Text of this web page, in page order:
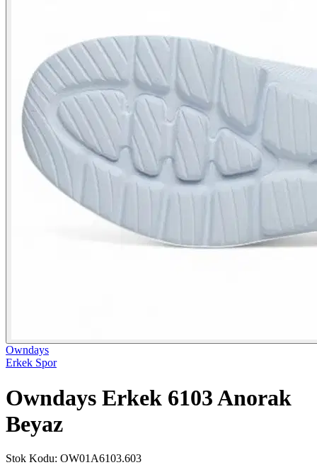
Owndays
Erkek Spor
Owndays Erkek 6103 Anorak
Beyaz
Stok Kodu: OW01A6103.603